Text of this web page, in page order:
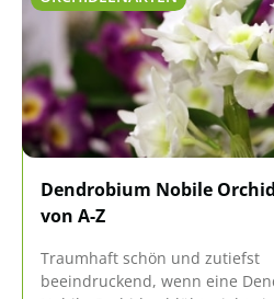
Dendrobium Nobile
von A-Z
Traumhaft schön und zutiefst
beeindruckend, wenn eine